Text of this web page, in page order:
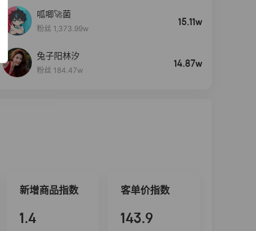
呱唧🚀菌
粉丝 1,373.99w
15.11w
兔子阳林汐
粉丝 184.47w
14.87w
新增商品指数
1.4
客单价指数
143.9